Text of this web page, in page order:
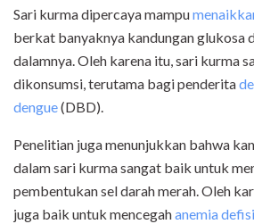
Sari kurma dipercaya mampu
berkat banyaknya kandungan glukosa
dalamnya. Oleh karena itu, sari kurma
dikonsumsi, terutama bagi penderita
dengue(DBD).
Penelitian juga menunjukkan bahwa
dalam sari kurma sangat baik untuk
pembentukan sel darah merah. Oleh
juga baik untuk mencegahanemia